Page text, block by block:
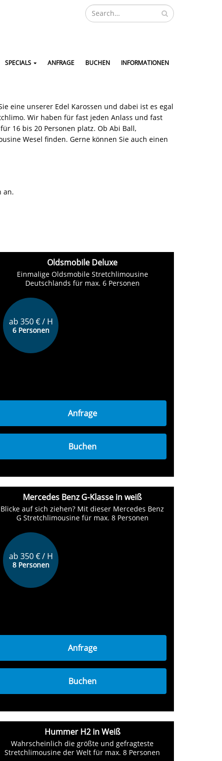
SPECIALS ANFRAGE BUCHEN INFORMATIONEN
eine unserer Edel Karossen und dabei ist es egal
Wir haben für fast jeden Anlass und fast
16 bis 20 Personen platz. Ob Abi Ball,
Wesel finden. Gerne können Sie auch einen
an.
Oldsmobile Deluxe
Einmalige Oldsmobile Stretchlimousine
Deutschlands für max. 6 Personen
ab 350 € / H
6 Personen
Anfrage
Buchen
Mercedes Benz G-Klasse in weiß
Blicke auf sich ziehen? Mit dieser Mercedes Benz
G Stretchlimousine für max. 8 Personen
ab 350 € / H
8 Personen
Anfrage
Buchen
Hummer H2 in Weiß
Wahrscheinlich die größte und gefragteste
Stretchlimousine der Welt für max. 8 Personen